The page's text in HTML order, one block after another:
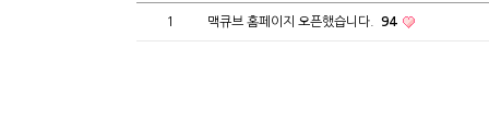
1 맥큐브 홈페이지 오픈했습니다. 94